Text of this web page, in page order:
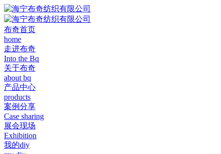
布奇首页
home
走进布奇
Into the Bq
关于布奇
about bq
产品中心
products
案例分享
Case sharing
展会现场
Exhibition
我的diy